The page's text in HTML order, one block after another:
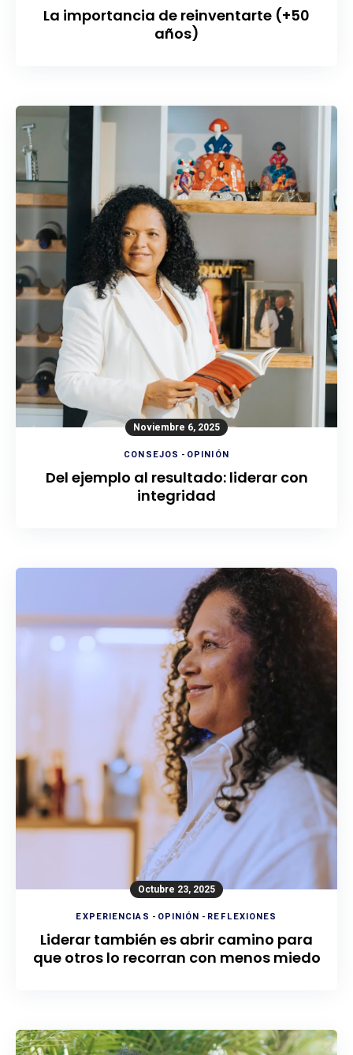
La importancia de reinventarte (+50
años)
Noviembre 6, 2025
CONSEJOS - OPINIÓN
Del ejemplo al resultado: liderar con
integridad
Octubre 23, 2025
EXPERIENCIAS - OPINIÓN - REFLEXIONES
Liderar también es abrir camino para
que otros lo recorran con menos miedo